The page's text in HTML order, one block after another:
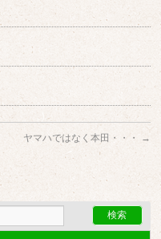
ヤマハではなく本田・・・ →